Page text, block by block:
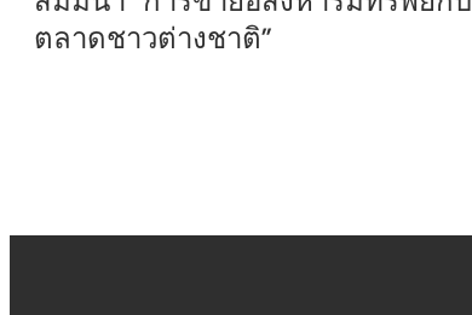
ตลาดชาวต่างชาติ”